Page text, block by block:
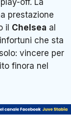
prestazione
il Chelsea al
che sta
vincere per
finora nel